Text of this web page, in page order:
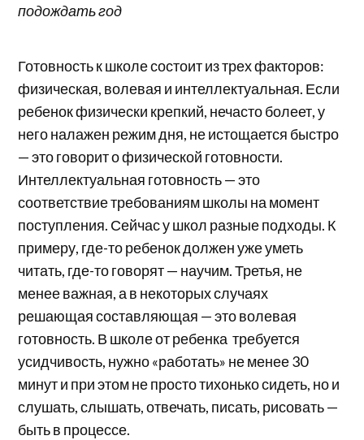
подождать год
Готовность к школе состоит из трех факторов:
физическая, волевая и интеллектуальная. Если
ребенок физически крепкий, нечасто болеет, у
него налажен режим дня, не истощается быстро
— это говорит о физической готовности.
Интеллектуальная готовность — это
соответствие требованиям школы на момент
поступления. Сейчас у школ разные подходы. К
примеру, где-то ребенок должен уже уметь
читать, где-то говорят — научим. Третья, не
менее важная, а в некоторых случаях
решающая составляющая — это волевая
готовность. В школе от ребенка требуется
усидчивость, нужно «работать» не менее 30
минут и при этом не просто тихонько сидеть, но и
слушать, слышать, отвечать, писать, рисовать —
быть в процессе.